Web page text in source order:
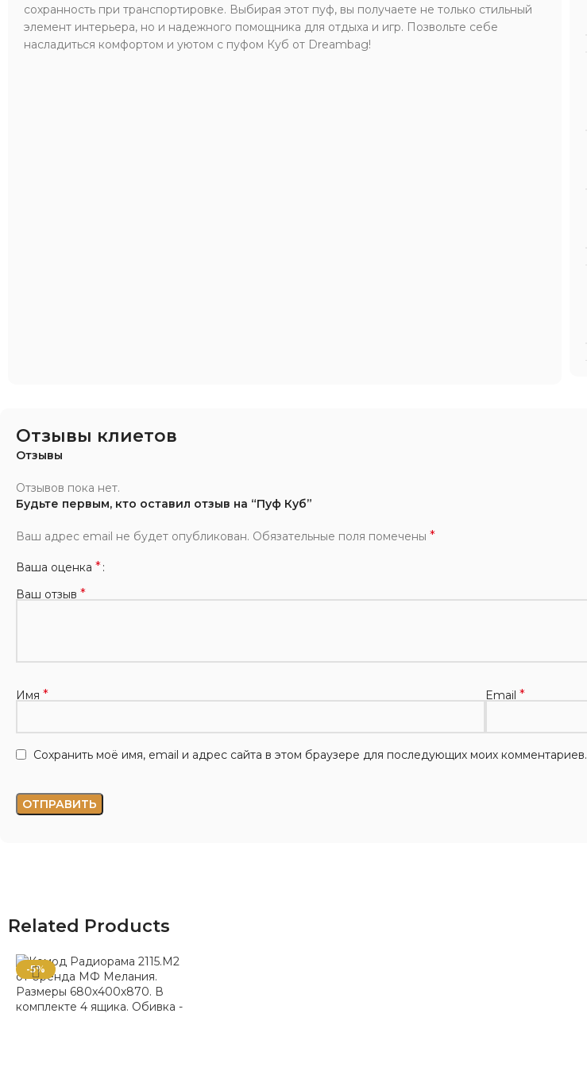
сохранность при транспортировке. Выбирая этот пуф, вы получаете не только стильный
элемент интерьера, но и надежного помощника для отдыха и игр. Позвольте себе
насладиться комфортом и уютом с пуфом Куб от Dreambag!
Отзывы клиетов
Отзывы
Отзывов пока нет.
Будьте первым, кто оставил отзыв на “Пуф Куб”
Ваш адрес email не будет опубликован. Обязательные поля помечены *
Ваша оценка *
Ваш отзыв *
Имя * Email *
Сохранить моё имя, email и адрес сайта в этом браузере для последующих моих комментариев.
Related Products
-5%